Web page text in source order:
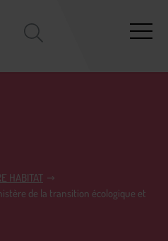
HABITAT
de la transition écologique et